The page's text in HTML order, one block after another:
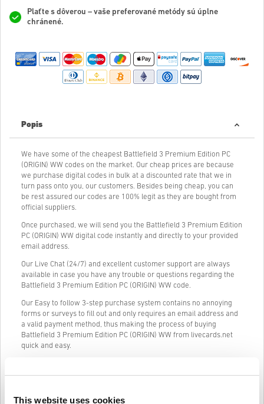
This website uses cookies
Plaťte s dôverou – vaše preferované metódy sú úplne
chránené.
Popis
We have some of the cheapest Battlefield 3 Premium Edition PC
(ORIGIN) WW codes on the market. Our cheap prices are because
we purchase digital codes in bulk at a discounted rate that we in
turn pass onto you, our customers. Besides being cheap, you can
be rest assured our codes are 100% legit as they are bought from
official suppliers.
Once purchased, we will send you the Battlefield 3 Premium Edition
PC (ORIGIN) WW digital code instantly and directly to your provided
email address.
Our Live Chat (24/7) and excellent customer support are always
available in case you have any trouble or questions regarding the
Battlefield 3 Premium Edition PC (ORIGIN) WW code.
Our Easy to follow 3-step purchase system contains no annoying
forms or surveys to fill out and only requires an email address and
a valid payment method, thus making the process of buying
Battlefield 3 Premium Edition PC (ORIGIN) WW from livecards.net
quick and easy.